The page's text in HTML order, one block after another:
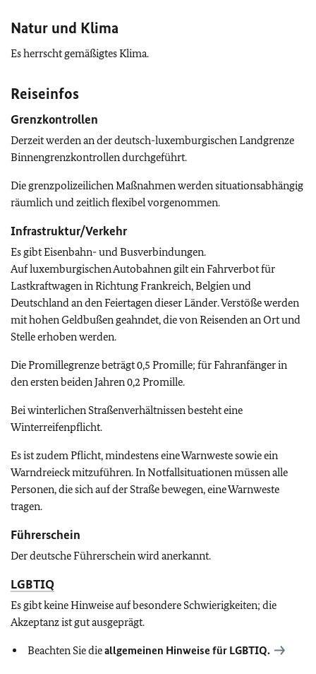
Natur und Klima
Es herrscht gemäßigtes Klima.
Reiseinfos
Grenzkontrollen
Derzeit werden an der deutsch-luxemburgischen Landgrenze
Binnengrenzkontrollen durchgeführt.
Die grenzpolizeilichen Maßnahmen werden situationsabhängig
räumlich und zeitlich flexibel vorgenommen.
Infrastruktur/Verkehr
Es gibt Eisenbahn- und Busverbindungen.
Auf luxemburgischen Autobahnen gilt ein Fahrverbot für
Lastkraftwagen in Richtung Frankreich, Belgien und
Deutschland an den Feiertagen dieser Länder. Verstöße werden
mit hohen Geldbußen geahndet, die von Reisenden an Ort und
Stelle erhoben werden.
Die Promillegrenze beträgt 0,5 Promille; für Fahranfänger in
den ersten beiden Jahren 0,2 Promille.
Bei winterlichen Straßenverhältnissen besteht eine
Winterreifenpflicht.
Es ist zudem Pflicht, mindestens eine Warnweste sowie ein
Warndreieck mitzuführen. In Notfallsituationen müssen alle
Personen, die sich auf der Straße bewegen, eine Warnweste
tragen.
Führerschein
Der deutsche Führerschein wird anerkannt.
LGBTIQ
Es gibt keine Hinweise auf besondere Schwierigkeiten; die
Akzeptanz ist gut ausgeprägt.
Beachten Sie dieallgemeinen Hinweise für LGBTIQ.